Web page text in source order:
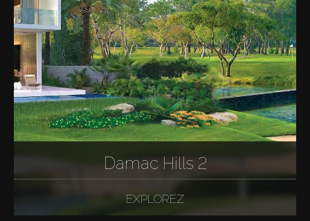
Damac Hills 2
EXPLOREZ